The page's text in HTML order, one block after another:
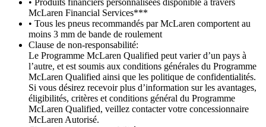
McLaren Financial Services***
• Tous les pneus recommandés par McLaren comportent au
moins 3 mm de bande de roulement
Clause de non-responsabilité:
Le Programme McLaren Qualified peut varier d’un pays à
l’autre, et est soumis aux conditions générales du Programme
McLaren Qualified ainsi que les politique de confidentialités.
Si vous désirez recevoir plus d’information sur les avantages,
éligibilités, critères et conditions général du Programme
McLaren Qualified, veillez contacter votre concessionnaire
McLaren Autorisé.